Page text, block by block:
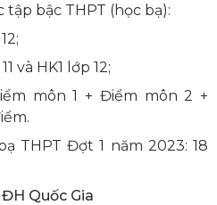
bậc THPT (học bạ):
và HK1 lớp 12;
môn 1 + Điểm môn 2 +
THPT Đợt 1 năm 2023: 18
Quốc Gia